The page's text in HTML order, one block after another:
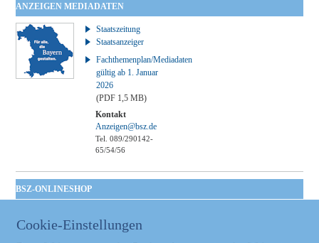
ANZEIGEN MEDIADATEN
Staatszeitung
Staatsanzeiger
Fachthemenplan/Mediadaten
gültig ab 1. Januar
2026
(PDF 1,5 MB)
Kontakt
Anzeigen@bsz.de
Tel. 089/290142-
65/54/56
BSZ-ONLINESHOP
Taschenbuch
Cookie-Einstellungen